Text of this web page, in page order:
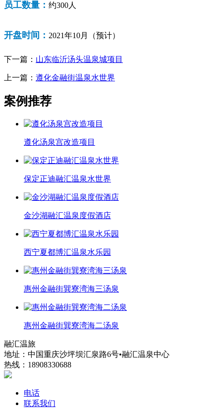
员工数量： 约300人
开盘时间： 2021年10月（预计）
下一篇： 山东临沂汤头温泉城项目
上一篇： 遵化金融街温泉水世界
案例推荐
遵化汤泉宫改造项目
保定正迪融汇温泉水世界
金沙湖融汇温泉度假酒店
西宁夏都博汇温泉水乐园
惠州金融街巽寮湾海三汤泉
惠州金融街巽寮湾海二汤泉
融汇温旅
地址：中国重庆沙坪坝汇泉路6号•融汇温泉中心
热线：18908330688
电话
联系我们